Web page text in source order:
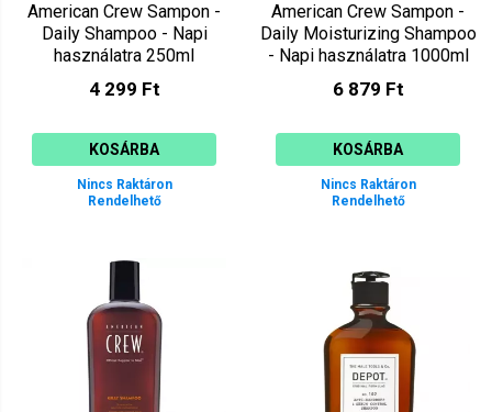
American Crew Sampon -
Daily Shampoo - Napi
használatra 250ml
4 299 Ft
KOSÁRBA
Nincs Raktáron
Rendelhető
American Crew Sampon -
Daily Moisturizing Shampoo
- Napi használatra 1000ml
6 879 Ft
KOSÁRBA
Nincs Raktáron
Rendelhető